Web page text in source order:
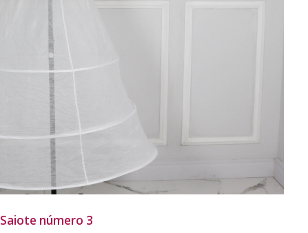
Saiote número 3